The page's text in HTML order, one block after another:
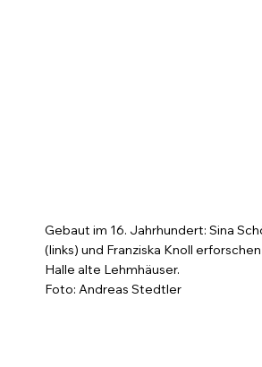
Gebaut im 16. Jahrhundert: Sina
(links) und Franziska Knoll erforschen
Halle alte Lehmhäuser.
Foto: Andreas Stedtler